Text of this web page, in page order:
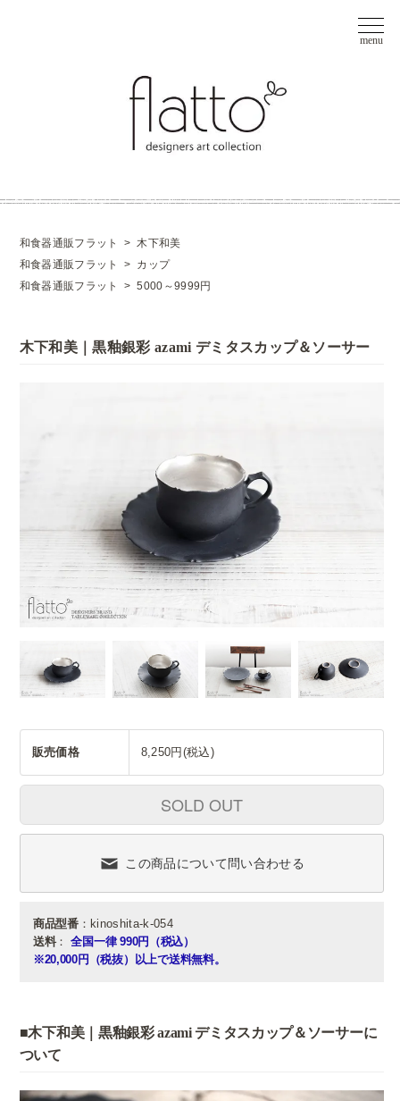
和食器通販フラット >木下和美
和食器通販フラット
> カップ
和食器通販フラット
>5000～9999円
木下和美｜黒釉銀彩 azami デミタスカップ＆ソーサー
販売価格 8,250円(税込)
SOLD OUT
この商品について問い合わせる
商品型番：kinoshita-k-054
送料： 全国一律 990円（税込）
※20,000円（税抜）以上で送料無料。
■木下和美｜黒釉銀彩 azami デミタスカップ＆ソーサーに
ついて